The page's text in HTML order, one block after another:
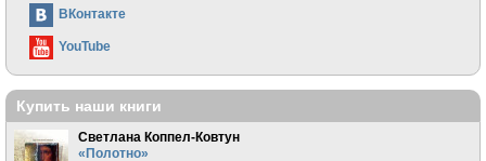
ВКонтакте
YouTube
Купить наши книги
Светлана Коппел-Ковтун
«Полотно»